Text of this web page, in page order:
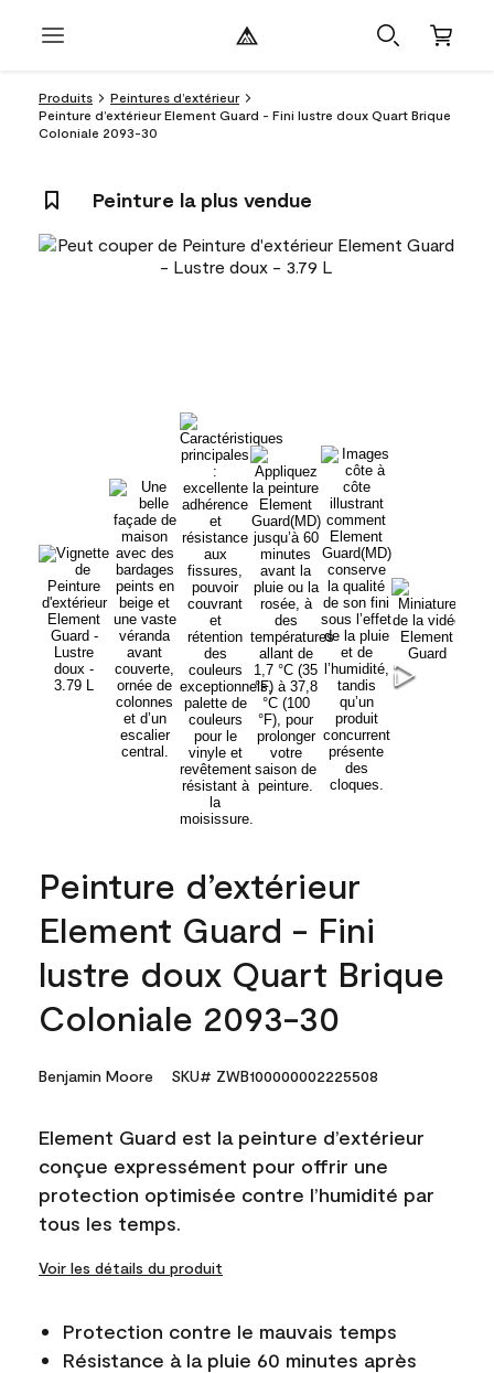
Produits
Peintures d’extérieur
Peinture d’extérieur Element Guard - Fini lustre doux Quart Brique
Coloniale 2093-30
Peinture la plus vendue
Peinture d’extérieur
Element Guard - Fini
lustre doux Quart Brique
Coloniale 2093-30
Benjamin Moore SKU# ZWB100000002225508
Element Guard est la peinture d’extérieur
conçue expressément pour offrir une
protection optimisée contre l’humidité par
tous les temps.
Voir les détails du produit
Protection contre le mauvais temps
Résistance à la pluie 60 minutes après